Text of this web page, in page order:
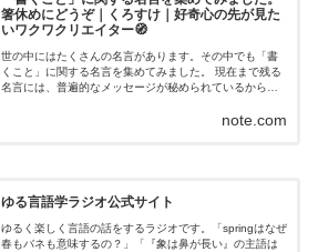
箸休めにどうぞ｜くろすけ｜好奇心の先が見た
いワクワクリエイター🧭
世の中にはたくさんの名言があります。その中でも「書
くこと」に関する名言を集めてみました。 現在まで残る
名言には、普遍的なメッセージが秘められているから長
note.com
ゆる言語学ラジオ公式サイト
ゆるく楽しく言語の話をするラジオです。「springはなぜ
春もバネも意味するの？」「『象は鼻が長い』の主語は